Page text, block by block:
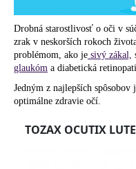
Drobná starostlivosť o oči v
zrak v neskorších rokoch
problémom, ako je sivý zákal,
glaukóm a diabetická
Jedným z najlepších
optimálne zdravie očí.
j
s
ť
?